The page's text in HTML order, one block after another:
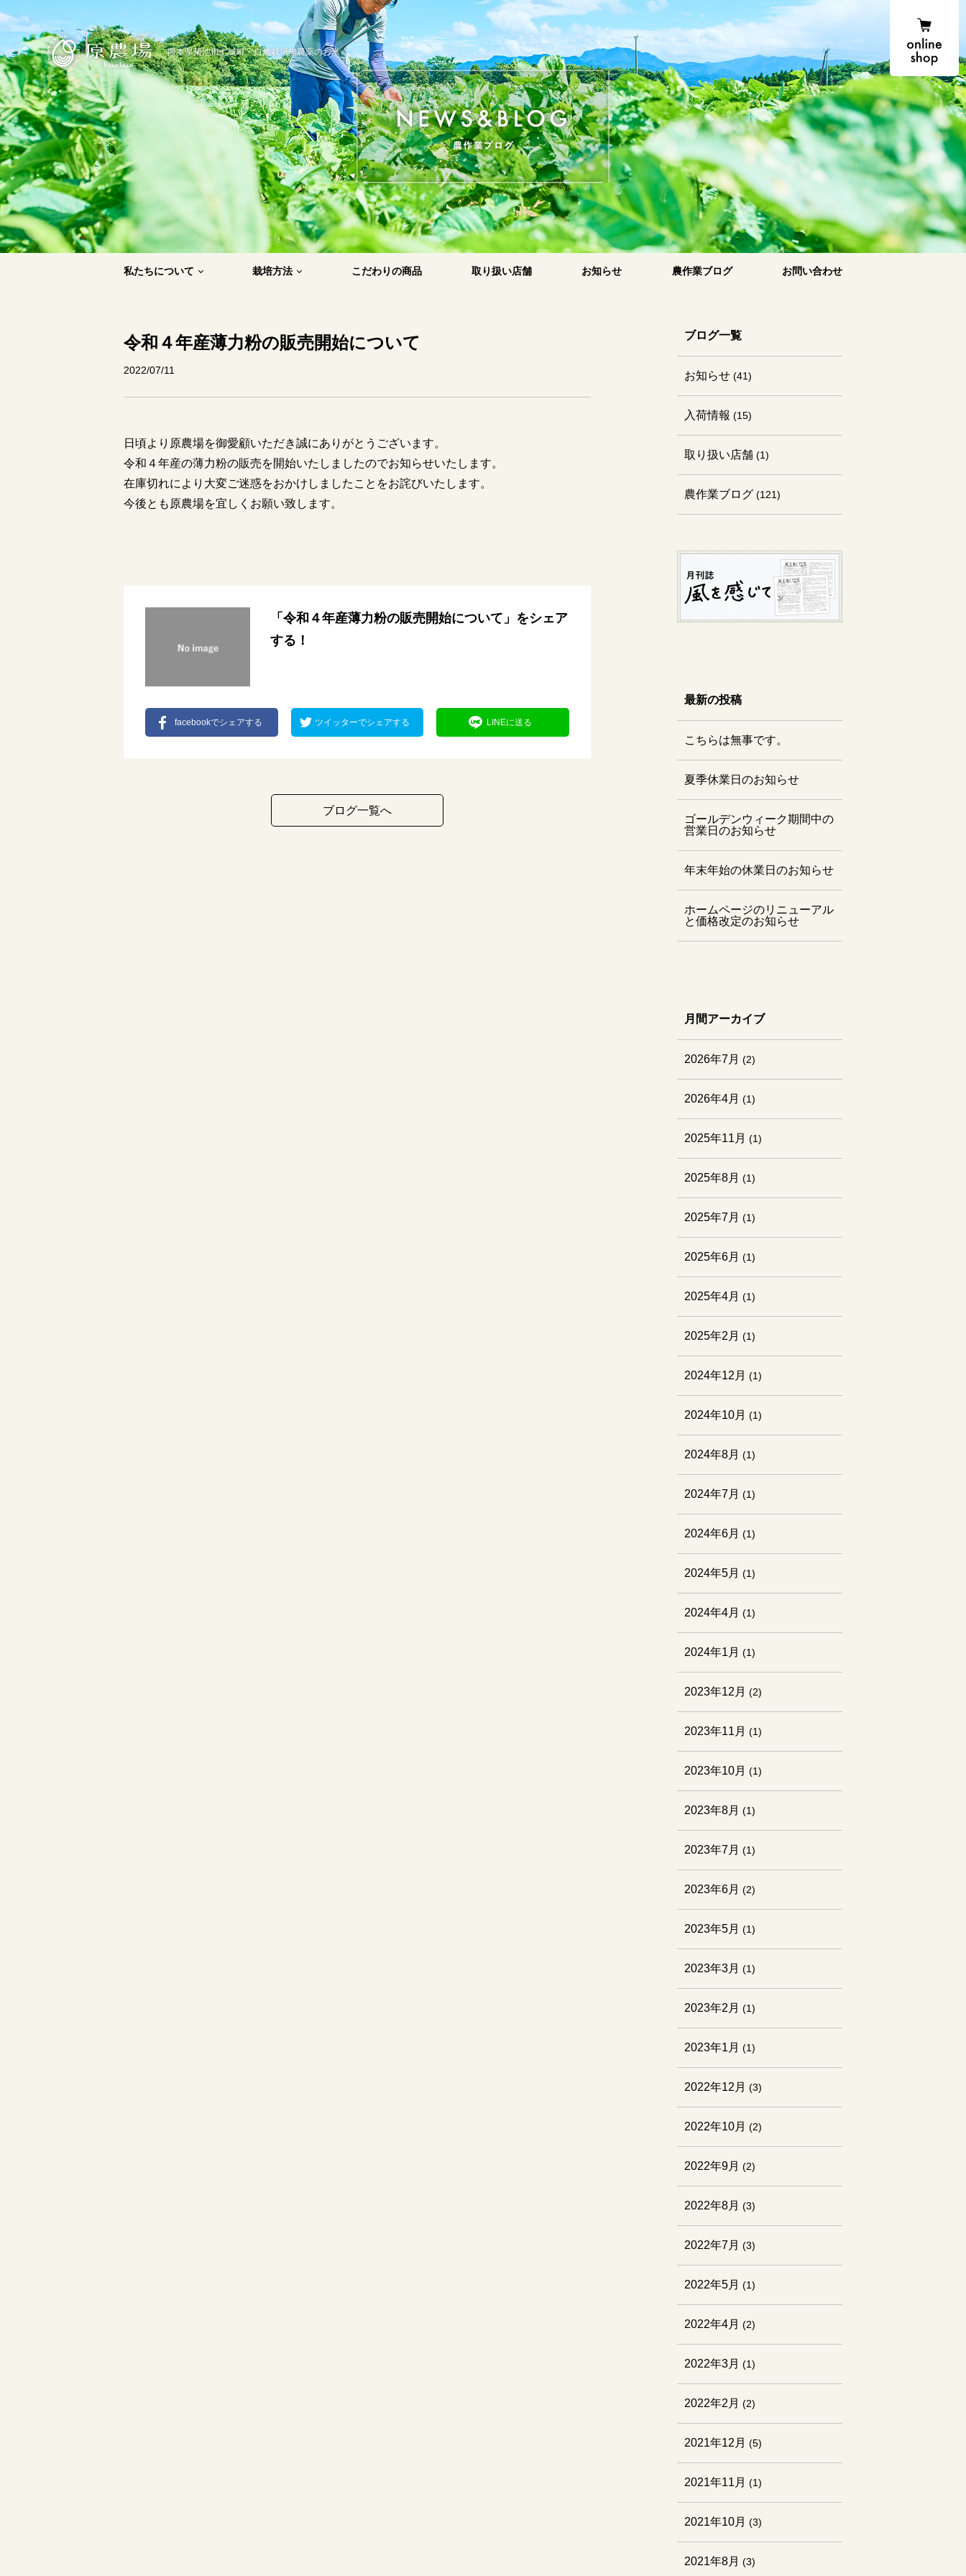
原農場便り
原農場
熊本県菊池市七城町・自然栽培無農薬のお米
私たちについて 栽培方法 こだわりの商品 取り扱い店舗 お知らせ 農作業ブログ お問い合わせ
令和４年産薄力粉の販売開始について
2022/07/11
日頃より原農場を御愛顧いただき誠にありがとうございます。
令和４年産の薄力粉の販売を開始いたしましたのでお知らせいたします。
在庫切れにより大変ご迷惑をおかけしましたことをお詫びいたします。
今後とも原農場を宜しくお願い致します。
「令和４年産薄力粉の販売開始について」をシェア
する！
facebookでシェアする ツイッターでシェアする LINEに送る
ブログ一覧へ
ブログ一覧
お知らせ (41)
入荷情報 (15)
取り扱い店舗 (1)
農作業ブログ (121)
最新の投稿
こちらは無事です。
夏季休業日のお知らせ
ゴールデンウィーク期間中の
営業日のお知らせ
年末年始の休業日のお知らせ
ホームページのリニューアル
と価格改定のお知らせ
月間アーカイブ
2026年7月 (2)
2026年4月 (1)
2025年11月 (1)
2025年8月 (1)
2025年7月 (1)
2025年6月 (1)
2025年4月 (1)
2025年2月 (1)
2024年12月 (1)
2024年10月 (1)
2024年8月 (1)
2024年7月 (1)
2024年6月 (1)
2024年5月 (1)
2024年4月 (1)
2024年1月 (1)
2023年12月 (2)
2023年11月 (1)
2023年10月 (1)
2023年8月 (1)
2023年7月 (1)
2023年6月 (2)
2023年5月 (1)
2023年3月 (1)
2023年2月 (1)
2023年1月 (1)
2022年12月 (3)
2022年10月 (2)
2022年9月 (2)
2022年8月 (3)
2022年7月 (3)
2022年5月 (1)
2022年4月 (2)
2022年3月 (1)
2022年2月 (2)
2021年12月 (5)
2021年11月 (1)
2021年10月 (3)
2021年8月 (3)